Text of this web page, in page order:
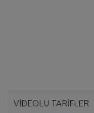
VİDEOLU TARİFLER